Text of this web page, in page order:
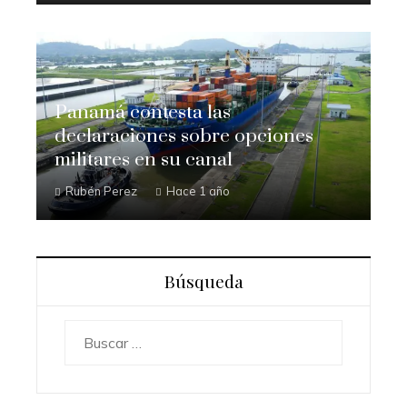
Panamá contesta las
declaraciones sobre opciones
militares en su canal
Rubén Perez Hace 1 año
Búsqueda